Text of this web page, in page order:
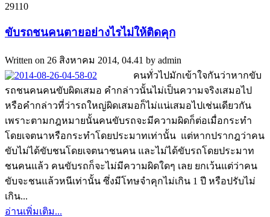
29110
ขับรถชนคนตายอย่างไรไม่ให้ติดคุก
Written on 26 สิงหาคม 2014, 04.41 by admin
คนทั่วไปมักเข้าใจกันว่าหากขับ
รถชนคนคนขับผิดเสมอ คำกล่าวนั้นไม่เป็นความจริงเสมอไป
หรือคำกล่าวที่ว่ารถใหญ่ผิดเสมอก็ไม่แน่เสมอไปเช่นเดียวกัน
เพราะตามกฎหมายนั้นคนขับรถจะมีความผิดก็ต่อเมื่อกระทำ
โดยเจตนาหรือกระทำโดยประมาทเท่านั้น แต่หากปรากฎว่าคน
ขับไม่ได้ขับชนโดยเจตนาชนคน และไม่ได้ขับรถโดยประมาท
ชนคนแล้ว คนขับรถก็จะไม่มีความผิดใดๆ เลย ยกเว้นแต่ว่าคน
ขับจะชนแล้วหนีเท่านั้น ซึ่งมีโทษจำคุกไม่เกิน 1 ปี หรือปรับไม่
เกิน...
อ่านเพิ่มเติม...